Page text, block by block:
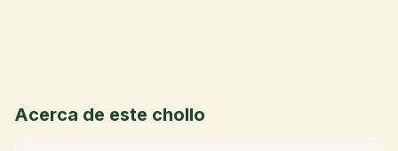
Acerca de este chollo